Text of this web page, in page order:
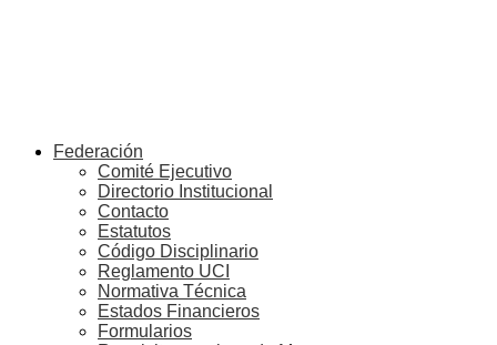
Federación
Comité Ejecutivo
Directorio Institucional
Contacto
Estatutos
Código Disciplinario
Reglamento UCI
Normativa Técnica
Estados Financieros
Formularios